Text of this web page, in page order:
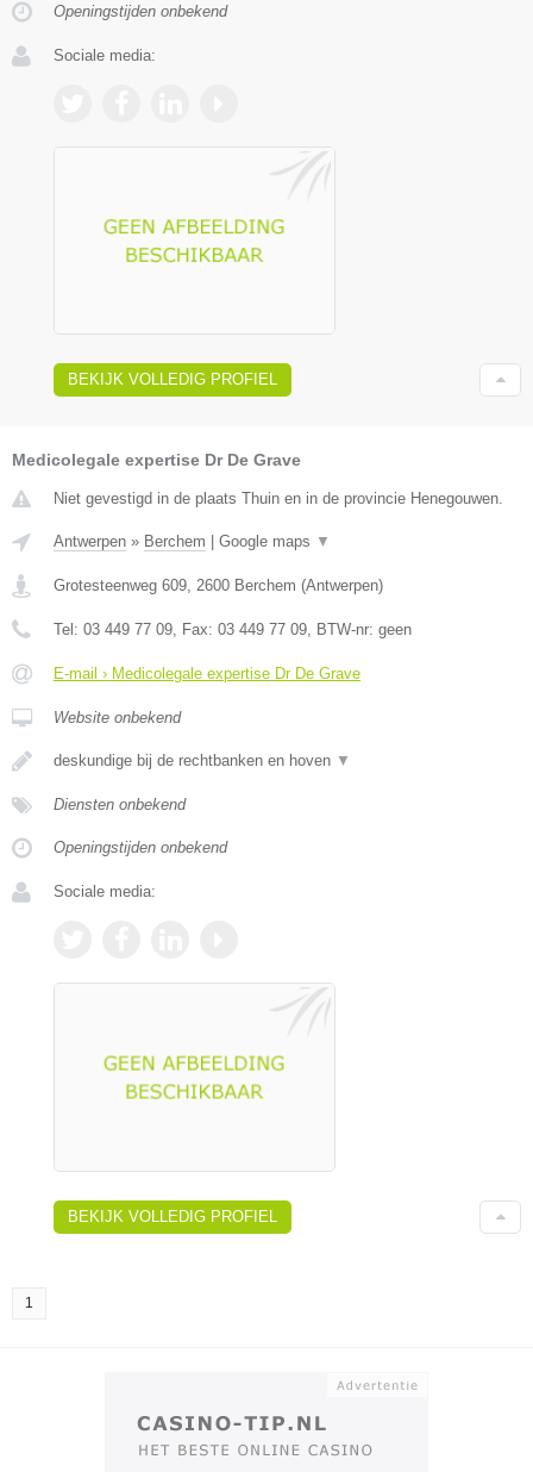
Openingstijden onbekend
Sociale media:
BEKIJK VOLLEDIG PROFIEL
Medicolegale expertise Dr De Grave
Niet gevestigd in de plaats Thuin en in de provincie Henegouwen.
Antwerpen » Berchem Google maps ▼
Grotesteenweg 609, 2600 Berchem (Antwerpen)
Tel: 03 449 77 09, Fax: 03 449 77 09, BTW-nr: geen
E-mail › Medicolegale expertise Dr De Grave
Website onbekend
deskundige bij de rechtbanken en hoven ▼
Diensten onbekend
Openingstijden onbekend
Sociale media:
BEKIJK VOLLEDIG PROFIEL
1